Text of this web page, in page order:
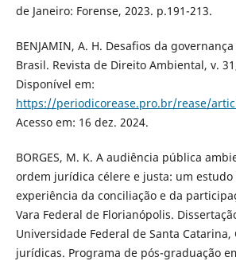
de Janeiro: Forense, 2023. p.191-213.
BENJAMIN, A. H. Desafios da
Brasil. Revista de Direito Ambiental, v.
Disponível em:
https://periodicorease.pro.br/rease/
Acesso em: 16 dez. 2024.
BORGES, M. K. A audiência pública
ordem jurídica célere e justa: um estudo
experiência da conciliação e da
Vara Federal de Florianópolis.
Universidade Federal de Santa Catarina,
jurídicas. Programa de pós-graduação